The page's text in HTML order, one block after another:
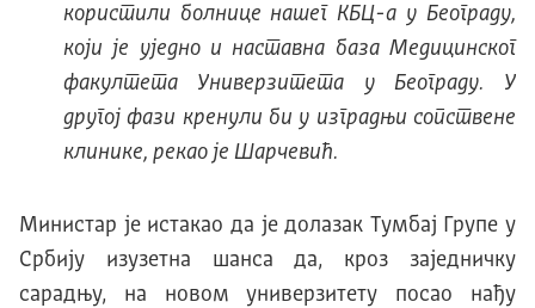
користили болнице нашег КБЦ-а у Београду,
који је уједно и наставна база Медицинског
факултета Универзитета у Београду. У
другој фази кренули би у изградњи сопствене
клинике, рекао је Шарчевић.
Министар је истакао да је долазак Тумбај Групе у
Србију изузетна шанса да, кроз заједничку
сарадњу, на новом универзитету посао нађу